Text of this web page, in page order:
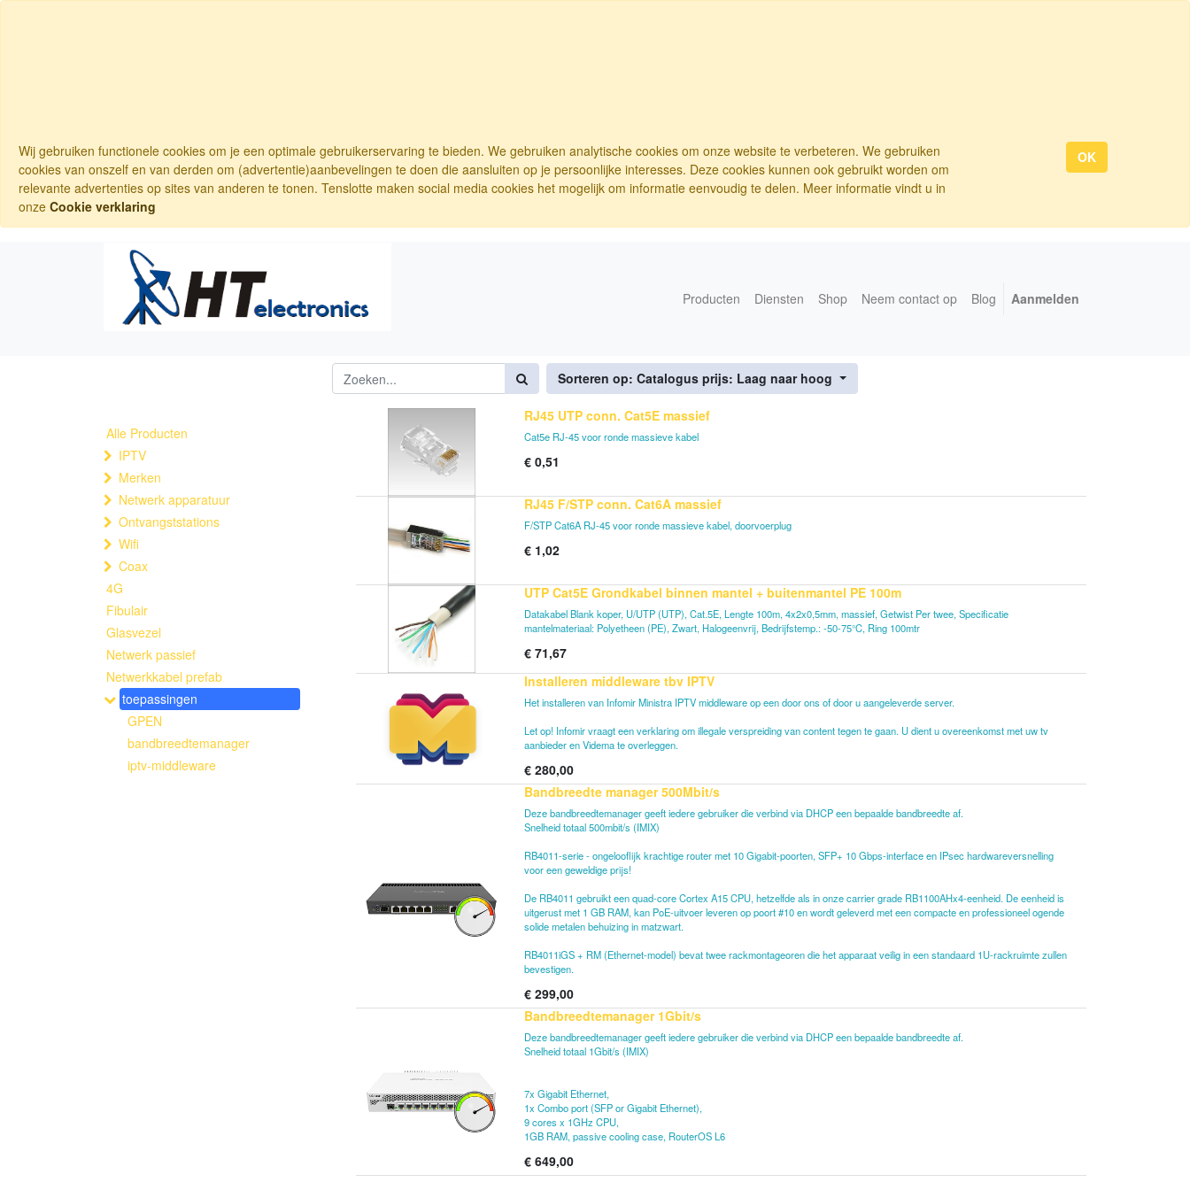
Wij gebruiken functionele cookies om je een optimale gebruikerservaring te bieden. We gebruiken analytische cookies om onze website te verbeteren. We gebruiken
cookies van onszelf en van derden om (advertentie)aanbevelingen te doen die aansluiten op je persoonlijke interesses. Deze cookies kunnen ook gebruikt worden om
relevante advertenties op sites van anderen te tonen. Tenslotte maken social media cookies het mogelijk om informatie eenvoudig te delen. Meer informatie vindt u in
onze Cookie verklaring
OK
Producten Diensten Shop Neem contact op Blog Aanmelden
Sorteren op: Catalogus prijs: Laag naar hoog
Alle Producten
IPTV
Merken
Netwerk apparatuur
Ontvangststations
Wifi
Coax
4G
Fibulair
Glasvezel
Netwerk passief
Netwerkkabel prefab
toepassingen
GPEN
bandbreedtemanager
iptv-middleware
RJ45 UTP conn. Cat5E massief
Cat5e RJ-45 voor ronde massieve kabel
€ 0,51
RJ45 F/STP conn. Cat6A massief
F/STP Cat6A RJ-45 voor ronde massieve kabel, doorvoerplug
€ 1,02
UTP Cat5E Grondkabel binnen mantel + buitenmantel PE 100m
Datakabel Blank koper, U/UTP (UTP), Cat.5E, Lengte 100m, 4x2x0,5mm, massief, Getwist Per twee, Specificatie
mantelmateriaal: Polyetheen (PE), Zwart, Halogeenvrij, Bedrijfstemp.: -50-75°C, Ring 100mtr
€ 71,67
Installeren middleware tbv IPTV
Het installeren van Infomir Ministra IPTV middleware op een door ons of door u aangeleverde server.
Let op! Infomir vraagt een verklaring om illegale verspreiding van content tegen te gaan. U dient u overeenkomst met uw tv
aanbieder en Videma te overleggen.
€ 280,00
Bandbreedte manager 500Mbit/s
Deze bandbreedtemanager geeft iedere gebruiker die verbind via DHCP een bepaalde bandbreedte af.
Snelheid totaal 500mbit/s (IMIX)
RB4011-serie - ongelooflijk krachtige router met 10 Gigabit-poorten, SFP+ 10 Gbps-interface en IPsec hardwareversnelling
voor een geweldige prijs!
De RB4011 gebruikt een quad-core Cortex A15 CPU, hetzelfde als in onze carrier grade RB1100AHx4-eenheid. De eenheid is
uitgerust met 1 GB RAM, kan PoE-uitvoer leveren op poort #10 en wordt geleverd met een compacte en professioneel ogende
solide metalen behuizing in matzwart.
RB4011iGS + RM (Ethernet-model) bevat twee rackmontageoren die het apparaat veilig in een standaard 1U-rackruimte zullen
bevestigen.
€ 299,00
Bandbreedtemanager 1Gbit/s
Deze bandbreedtemanager geeft iedere gebruiker die verbind via DHCP een bepaalde bandbreedte af.
Snelheid totaal 1Gbit/s (IMIX)
7x Gigabit Ethernet,
1x Combo port (SFP or Gigabit Ethernet),
9 cores x 1GHz CPU,
1GB RAM, passive cooling case, RouterOS L6
€ 649,00